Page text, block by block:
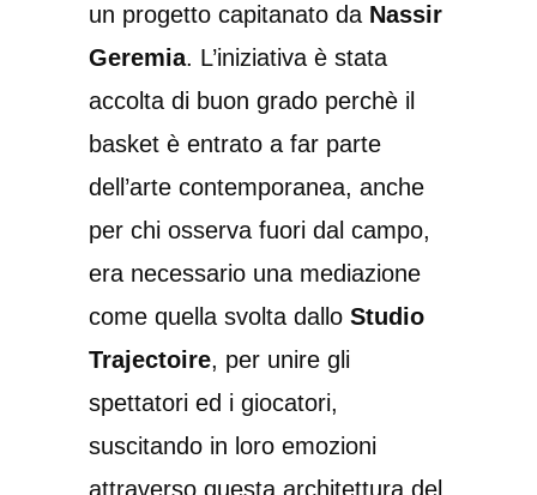
un progetto capitanato da Nassir
Geremia. L’iniziativa è stata
accolta di buon grado perchè il
basket è entrato a far parte
dell’arte contemporanea, anche
per chi osserva fuori dal campo,
era necessario una mediazione
come quella svolta dallo Studio
Trajectoire, per unire gli
spettatori ed i giocatori,
suscitando in loro emozioni
attraverso questa architettura del